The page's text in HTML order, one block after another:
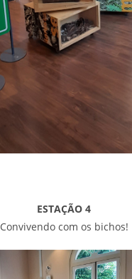
ESTAÇÃO 4
Convivendo com os bichos!